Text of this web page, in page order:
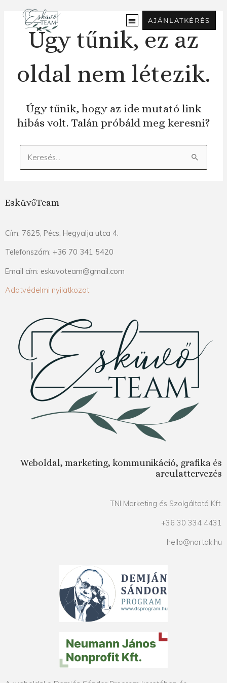
tartalomra
AJÁNLATKÉRÉS
Úgy tűnik, ez az
oldal nem létezik.
Úgy tűnik, hogy az ide mutató link
hibás volt. Talán próbáld meg keresni?
Keresés:
EsküvőTeam
Cím: 7625, Pécs, Hegyalja utca 4.
Telefonszám: +36 70 341 5420
Email cím: eskuvoteam@gmail.com
Adatvédelmi nyilatkozat
Weboldal, marketing, kommunikáció, grafika és
arculattervezés
TNI Marketing és Szolgáltató Kft.
+36 30 334 4431
hello@nortak.hu